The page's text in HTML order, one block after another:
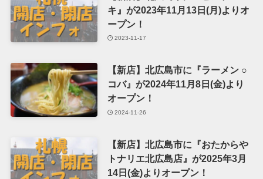
キ』が2023年11月13日(月)よりオ
ープン！
2023-11-17
【新店】北広島市に『ラーメン ○
コバ』が2024年11月8日(金)より
オープン！
2024-11-26
【新店】北広島市に『おたからや
トナリエ北広島店』が2025年3月
14日(金)よりオープン！